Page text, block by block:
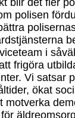
polisen
i
frigöra
Vi satsar
ökat
motverka